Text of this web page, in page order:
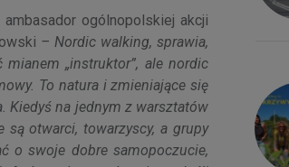
ogólnopolskiej akcji
– Nordic walking, sprawia,
„instruktor”, ale nordic
To natura i zmieniające się
Kiedyś na jednym z warsztatów
otwarci, towarzyscy, a grupy
o swoje dobre samopoczucie,